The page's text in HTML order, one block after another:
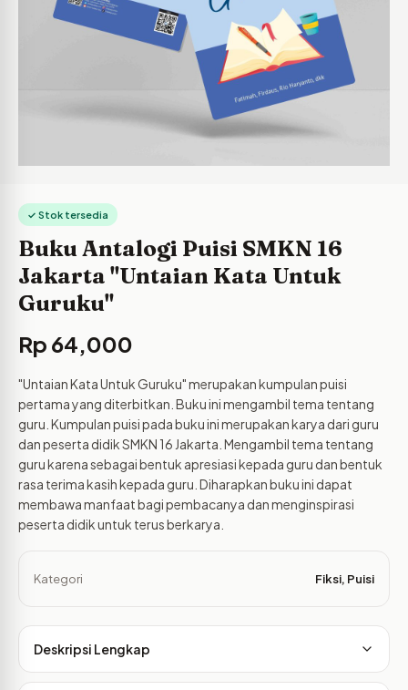
✓ Stok tersedia
Buku Antalogi Puisi SMKN 16
Jakarta "Untaian Kata Untuk
Guruku"
Rp 64,000
"Untaian Kata Untuk Guruku" merupakan kumpulan puisi
pertama yang diterbitkan. Buku ini mengambil tema tentang
guru. Kumpulan puisi pada buku ini merupakan karya dari guru
dan peserta didik SMKN 16 Jakarta. Mengambil tema tentang
guru karena sebagai bentuk apresiasi kepada guru dan bentuk
rasa terima kasih kepada guru. Diharapkan buku ini dapat
membawa manfaat bagi pembacanya dan menginspirasi
peserta didik untuk terus berkarya.
Kategori Fiksi, Puisi
Deskripsi Lengkap